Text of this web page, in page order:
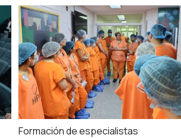
Formación de especialistas